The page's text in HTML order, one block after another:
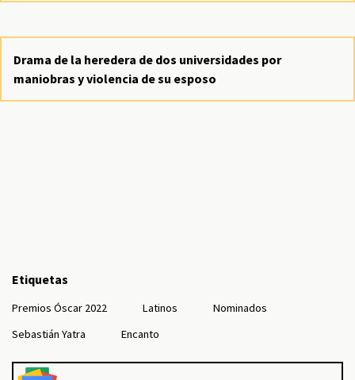
Drama de la heredera de dos universidades por
maniobras y violencia de su esposo
Etiquetas
Premios Óscar 2022 Latinos
Nominados
Sebastián Yatra
Encanto